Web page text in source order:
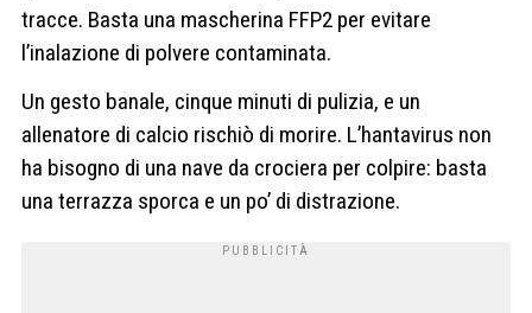
tracce. Basta una mascherina FFP2 per evitare
l’inalazione di polvere contaminata.
Un gesto banale, cinque minuti di pulizia, e un
allenatore di calcio rischiò di morire. L’hantavirus non
ha bisogno di una nave da crociera per colpire: basta
una terrazza sporca e un po’ di distrazione.